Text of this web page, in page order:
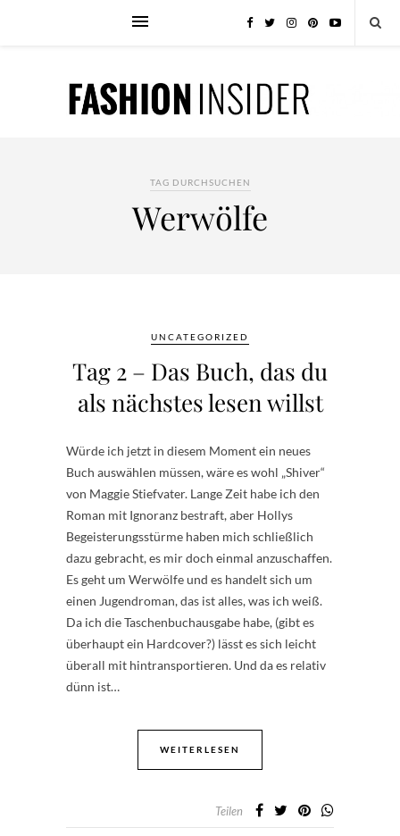
TAG DURCHSUCHEN
Werwölfe
UNCATEGORIZED
Tag 2 – Das Buch, das du
als nächstes lesen willst
Würde ich jetzt in diesem Moment ein neues
Buch auswählen müssen, wäre es wohl „Shiver“
von Maggie Stiefvater. Lange Zeit habe ich den
Roman mit Ignoranz bestraft, aber Hollys
Begeisterungsstürme haben mich schließlich
dazu gebracht, es mir doch einmal anzuschaffen.
Es geht um Werwölfe und es handelt sich um
einen Jugendroman, das ist alles, was ich weiß.
Da ich die Taschenbuchausgabe habe, (gibt es
überhaupt ein Hardcover?) lässt es sich leicht
überall mit hintransportieren. Und da es relativ
dünn ist…
WEITERLESEN
Teilen